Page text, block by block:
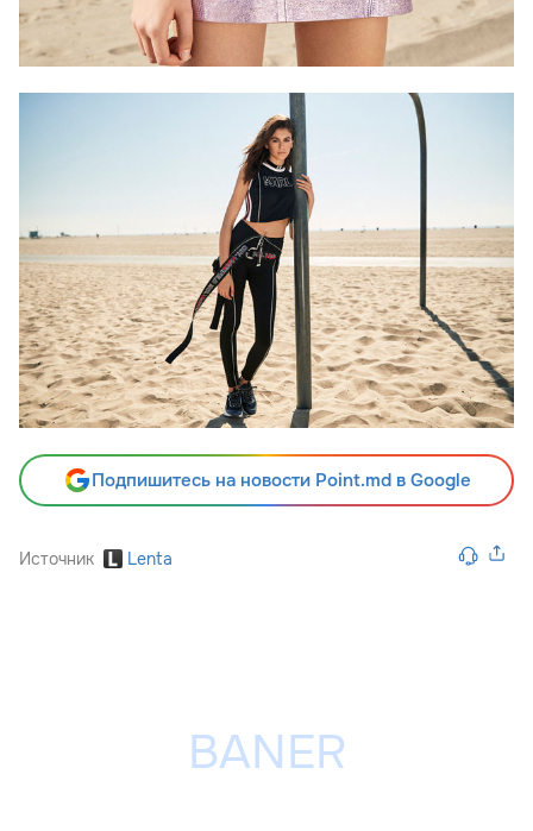
Подпишитесь на новости Point.md в Google
Источник Lenta